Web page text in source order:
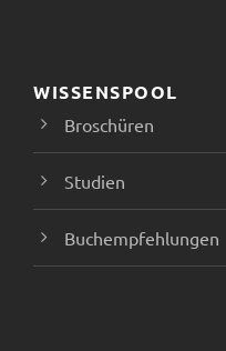
WISSENSPOOL
Broschüren
Studien
Buchempfehlungen